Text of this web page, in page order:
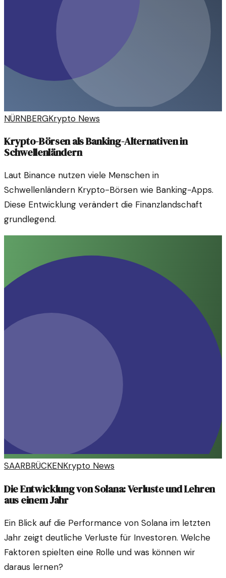
NÜRNBERGKrypto News
Krypto-Börsen als Banking-Alternativen in
Schwellenländern
Laut Binance nutzen viele Menschen in
Schwellenländern Krypto-Börsen wie Banking-Apps.
Diese Entwicklung verändert die Finanzlandschaft
grundlegend.
SAARBRÜCKENKrypto News
Die Entwicklung von Solana: Verluste und Lehren
aus einem Jahr
Ein Blick auf die Performance von Solana im letzten
Jahr zeigt deutliche Verluste für Investoren. Welche
Faktoren spielten eine Rolle und was können wir
daraus lernen?